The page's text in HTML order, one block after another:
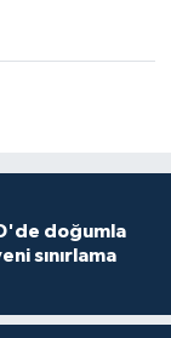
doğumla
sınırlama